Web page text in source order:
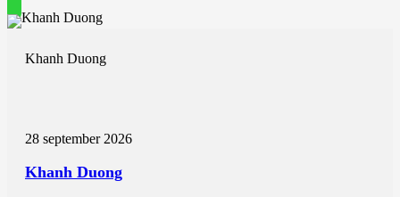
Khanh Duong
28 september 2026
Khanh Duong